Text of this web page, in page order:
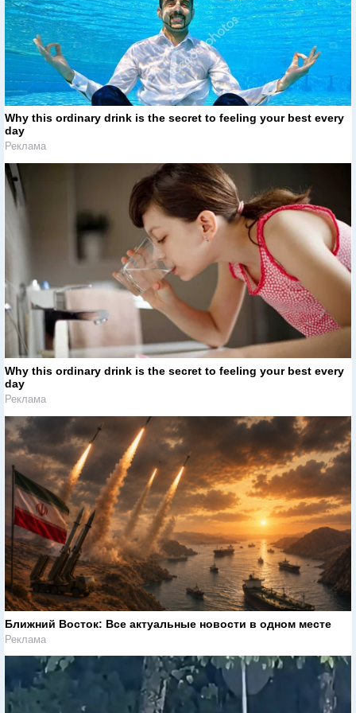
Why this ordinary drink is the secret to feeling your best every
day
Реклама
Why this ordinary drink is the secret to feeling your best every
day
Реклама
Ближний Восток: Все актуальные новости в одном месте
Реклама